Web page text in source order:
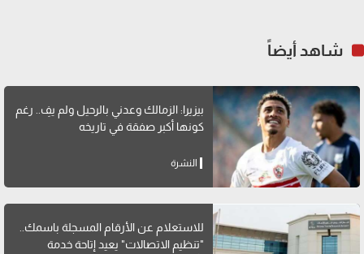
شاهد أيضاً
بيزيرا: الزمالك وعدني بالرحيل ولم يفِ.. رغم
كونها أكبر صفقة في تاريخه
النشرة
للاستعلام عن الأرقام المسجلة باسمك..
"تنظيم الاتصالات" يعيد إتاحة خدمة